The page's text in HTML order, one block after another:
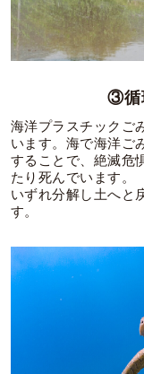
③循
海洋プラスチックご
います。海で海洋ご
することで、絶滅危
たり死んでいます。
いずれ分解し土へと
す。